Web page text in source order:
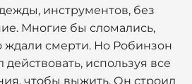
инструментов, без
Многие бы сломались,
ждали смерти. Но Робинзон
действовать, используя все
чтобы выжить. Он строил